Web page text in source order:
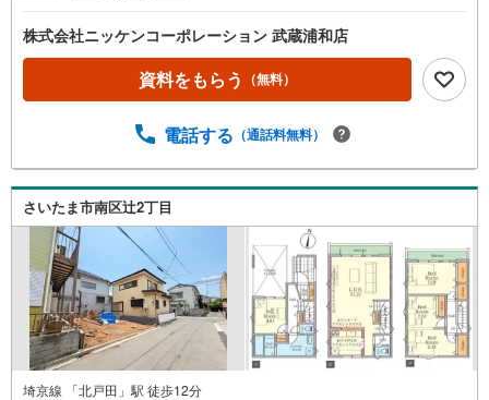
ジ
に
存
株式会社ニッケンコーポレーション 武蔵浦和店
資料をもらう （無料）
電話する （通話料無料）
さいたま市南区辻2丁目
埼京線 「北戸田」駅 徒歩12分